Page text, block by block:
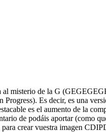
al misterio de la G
Es decir, es una
es el aumento de la
de podáis aportar (como
crear vuestra imagen